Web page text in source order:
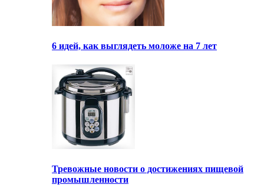
6 идей, как выглядеть моложе на 7 лет
Тревожные новости о достижениях пищевой
промышленности